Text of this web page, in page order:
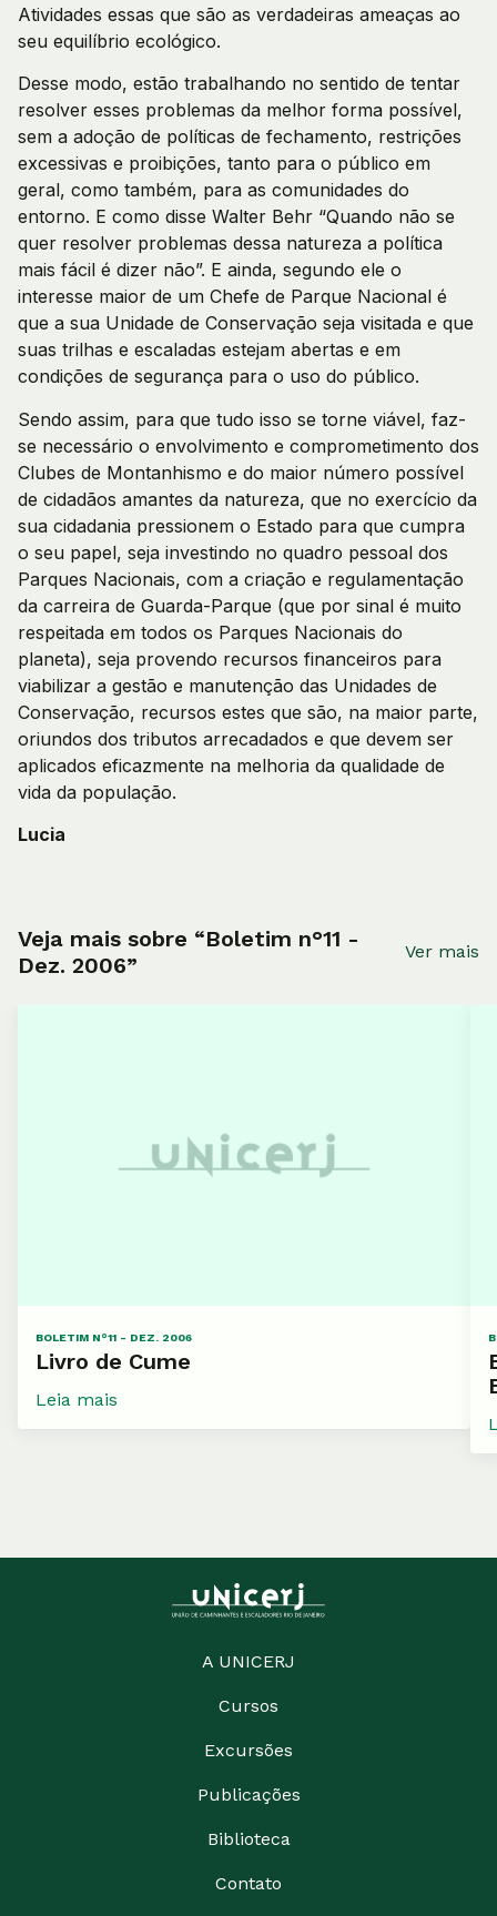
Atividades essas que são as verdadeiras ameaças ao
seu equilíbrio ecológico.
Desse modo, estão trabalhando no sentido de tentar
resolver esses problemas da melhor forma possível,
sem a adoção de políticas de fechamento, restrições
excessivas e proibições, tanto para o público em
geral, como também, para as comunidades do
entorno. E como disse Walter Behr “Quando não se
quer resolver problemas dessa natureza a política
mais fácil é dizer não”. E ainda, segundo ele o
interesse maior de um Chefe de Parque Nacional é
que a sua Unidade de Conservação seja visitada e que
suas trilhas e escaladas estejam abertas e em
condições de segurança para o uso do público.
Sendo assim, para que tudo isso se torne viável, faz-
se necessário o envolvimento e comprometimento dos
Clubes de Montanhismo e do maior número possível
de cidadãos amantes da natureza, que no exercício da
sua cidadania pressionem o Estado para que cumpra
o seu papel, seja investindo no quadro pessoal dos
Parques Nacionais, com a criação e regulamentação
da carreira de Guarda-Parque (que por sinal é muito
respeitada em todos os Parques Nacionais do
planeta), seja provendo recursos financeiros para
viabilizar a gestão e manutenção das Unidades de
Conservação, recursos estes que são, na maior parte,
oriundos dos tributos arrecadados e que devem ser
aplicados eficazmente na melhoria da qualidade de
vida da população.
Lucia
Veja mais sobre “Boletim n°11 -
Dez. 2006”
Ver mais
BOLETIM N°11 - DEZ. 2006
Livro de Cume
Leia mais
A UNICERJ
Cursos
Excursões
Publicações
Biblioteca
Contato